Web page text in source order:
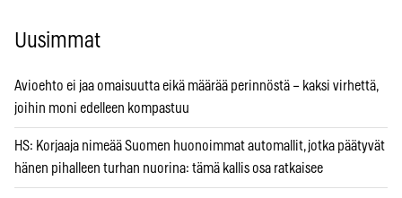
Uusimmat
Avioehto ei jaa omaisuutta eikä määrää perinnöstä – kaksi virhettä,
joihin moni edelleen kompastuu
HS: Korjaaja nimeää Suomen huonoimmat automallit, jotka päätyvät
hänen pihalleen turhan nuorina: tämä kallis osa ratkaisee